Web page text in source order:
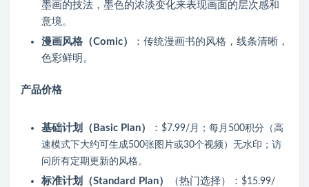
墨画的技法，墨色的浓淡变化来表现画面的层次感和
意境。
漫画风格（Comic）
：传统漫画书的风格，线条清晰，
色彩鲜明。
产品价格
基础计划（Basic Plan） ： $7.99/月； 每月500积分（高
速模式下大约可生成500张图片或30个视频） 无水印；访
问所有定期更新的风格。
标准计划（Standard Plan） （热门选择）： $15.99/